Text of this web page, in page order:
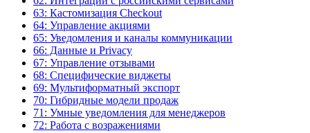
63: Кастомизация Checkout
64: Управление акциями
65: Уведомления и каналы коммуникации
66: Данные и Privacy
67: Управление отзывами
68: Специфические виджеты
69: Мультиформатный экспорт
70: Гибридные модели продаж
71: Умные уведомления для менеджеров
72: Работа с возражениями